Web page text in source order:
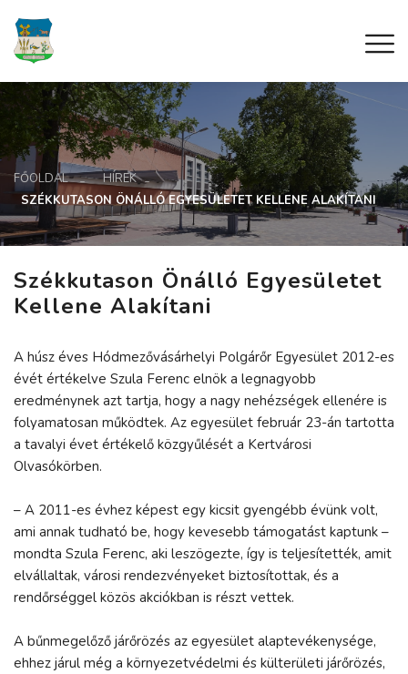
FŐOLDAL
HÍREK
SZÉKKUTASON ÖNÁLLÓ EGYESÜLETET KELLENE ALAKÍTANI
Székkutason Önálló Egyesületet
Kellene Alakítani
A húsz éves Hódmezővásárhelyi Polgárőr Egyesület 2012-es
évét értékelve Szula Ferenc elnök a legnagyobb
eredménynek azt tartja, hogy a nagy nehézségek ellenére is
folyamatosan működtek. Az egyesület február 23-án tartotta
a tavalyi évet értékelő közgyűlését a Kertvárosi
Olvasókörben.
– A 2011-es évhez képest egy kicsit gyengébb évünk volt,
ami annak tudható be, hogy kevesebb támogatást kaptunk –
mondta Szula Ferenc, aki leszögezte, így is teljesítették, amit
elvállaltak, városi rendezvényeket biztosítottak, és a
rendőrséggel közös akciókban is részt vettek.
A bűnmegelőző járőrözés az egyesület alaptevékenysége,
ehhez járul még a környezetvédelmi és külterületi járőrözés,